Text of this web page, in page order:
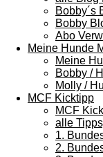
Bobby´s
Bobby
Abo
Meine Hunde
Meine
Bobby /
Molly /
MCF Kicktipp
MCF
alle
1.
2.